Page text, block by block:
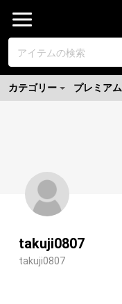
カテゴリー プレミアム
takuji0807
takuji0807